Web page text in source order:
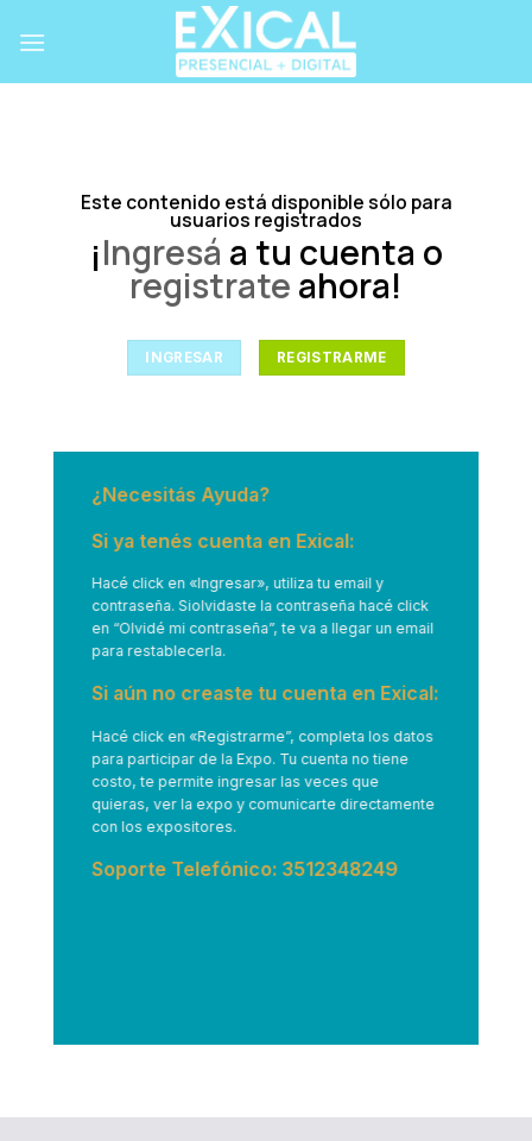
Este contenido está disponible sólo para
usuarios registrados
¡Ingresá a tu cuenta o
registrate ahora!
INGRESAR REGISTRARME
¿Necesitás Ayuda?
Si ya tenés cuenta en Exical:
Hacé click en «Ingresar», utiliza tu email y
contraseña. Siolvidaste la contraseña hacé click
en “Olvidé mi contraseña”, te va a llegar un email
para restablecerla.
Si aún no creaste tu cuenta en Exical:
Hacé click en «Registrarme”, completa los datos
para participar de la Expo. Tu cuenta no tiene
costo, te permite ingresar las veces que
quieras, ver la expo y comunicarte directamente
con los expositores.
Soporte Telefónico: 3512348249